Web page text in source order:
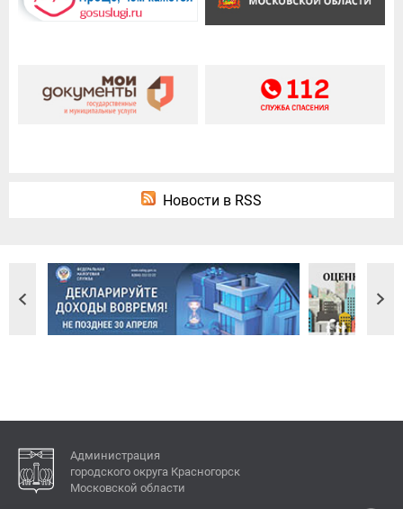
Новости в RSS
Администрация
городского округа Красногорск
Московской области